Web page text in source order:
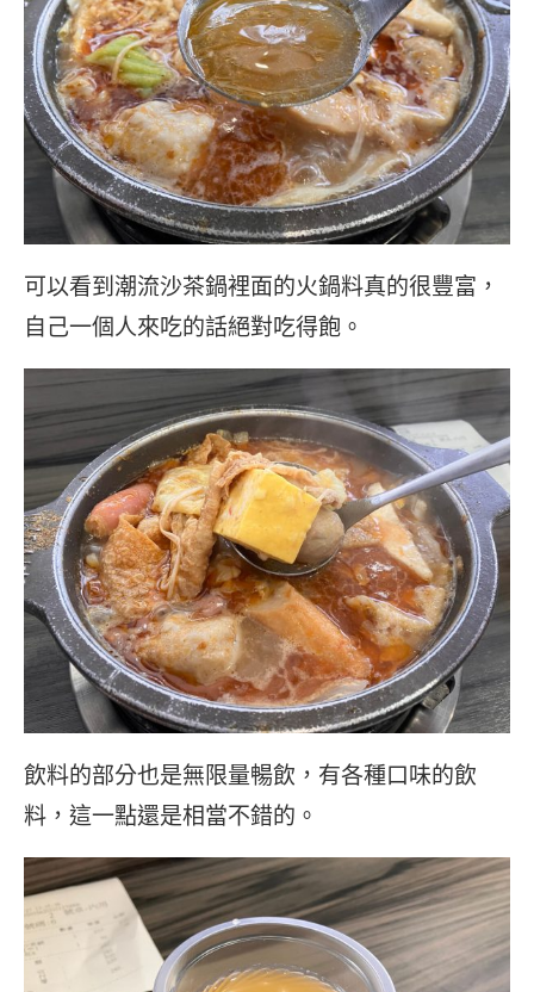
可以看到潮流沙茶鍋裡面的火鍋料真的很豐富，
自己一個人來吃的話絕對吃得飽。
飲料的部分也是無限量暢飲，有各種口味的飲
料，這一點還是相當不錯的。